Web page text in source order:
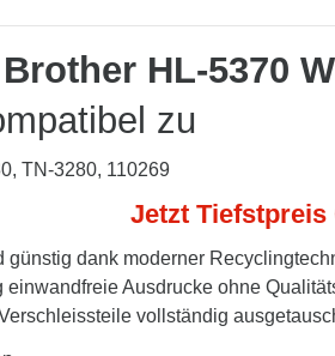
Brother HL-5370 W
zu
TN-3280, 110269
Jetzt Tiefstpreis
günstig dank moderner
einwandfreie Ausdrucke ohne
vollständig